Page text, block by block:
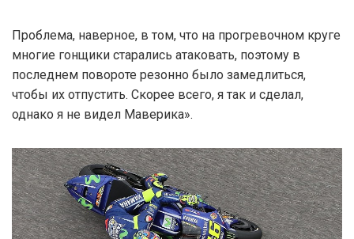
Проблема, наверное, в том, что на прогревочном круге
многие гонщики старались атаковать, поэтому в
последнем повороте резонно было замедлиться,
чтобы их отпустить. Скорее всего, я так и сделал,
однако я не видел Маверика».